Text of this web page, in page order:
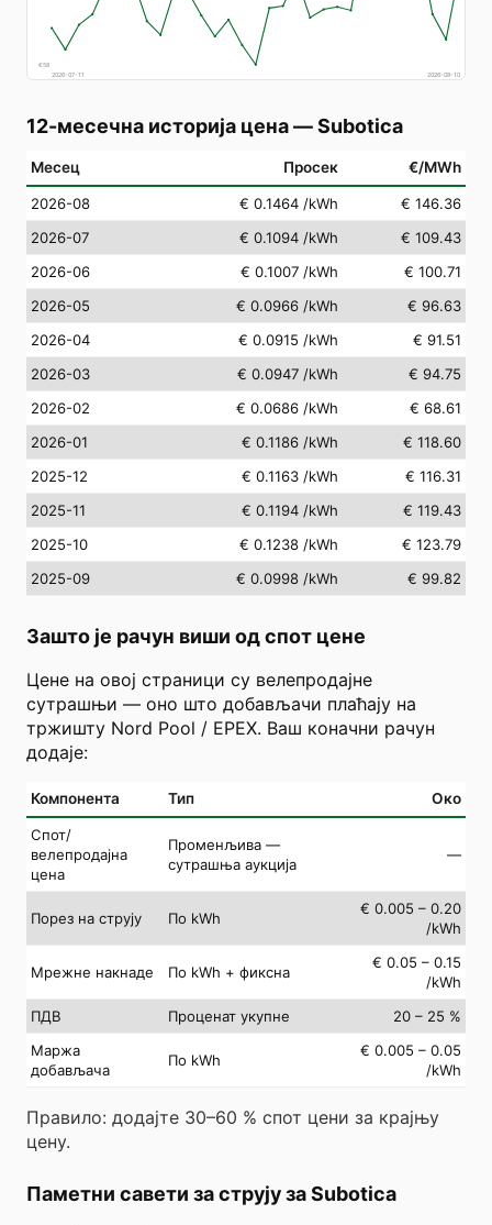
€58
2026-07-11
2026-08-10
12-месечна историја цена—Subotica
Месец Просек €/MWh
2026-08 € 0.1464 /kWh
€ 146.36
2026-07
€ 0.1094 /kWh
€ 109.43
2026-06
€ 0.1007 /kWh
€ 100.71
2026-05
€ 0.0966 /kWh
€ 96.63
2026-04
€ 0.0915 /kWh
€ 91.51
2026-03
€ 0.0947 /kWh
€ 94.75
2026-02
€ 0.0686 /kWh
€ 68.61
2026-01
€ 0.1186 /kWh
€ 118.60
2025-12
€ 0.1163 /kWh
€ 116.31
2025-11
€ 0.1194 /kWh
€ 119.43
2025-10
€ 0.1238 /kWh
€ 123.79
2025-09
€ 0.0998 /kWh € 99.82
Зашто је рачун виши од спот цене
Цене на овој страници су велепродајне
сутрашњи — оно што добављачи плаћају на
тржишту Nord Pool / EPEX. Ваш коначни рачун
додаје:
Компонента Тип Око
Спот/
велепродајна
цена
Променљива —
сутрашња аукција
—
Порез на струју По kWh
€ 0.005 – 0.20
/kWh
Мрежне накнаде По kWh + фиксна
€ 0.05 – 0.15
/kWh
ПДВ
Проценат укупне
20 – 25 %
Маржа
добављача
По kWh
€ 0.005 – 0.05
/kWh
Правило: додајте 30–60 % спот цени за крајњу
цену.
Паметни савети за струју за Subotica